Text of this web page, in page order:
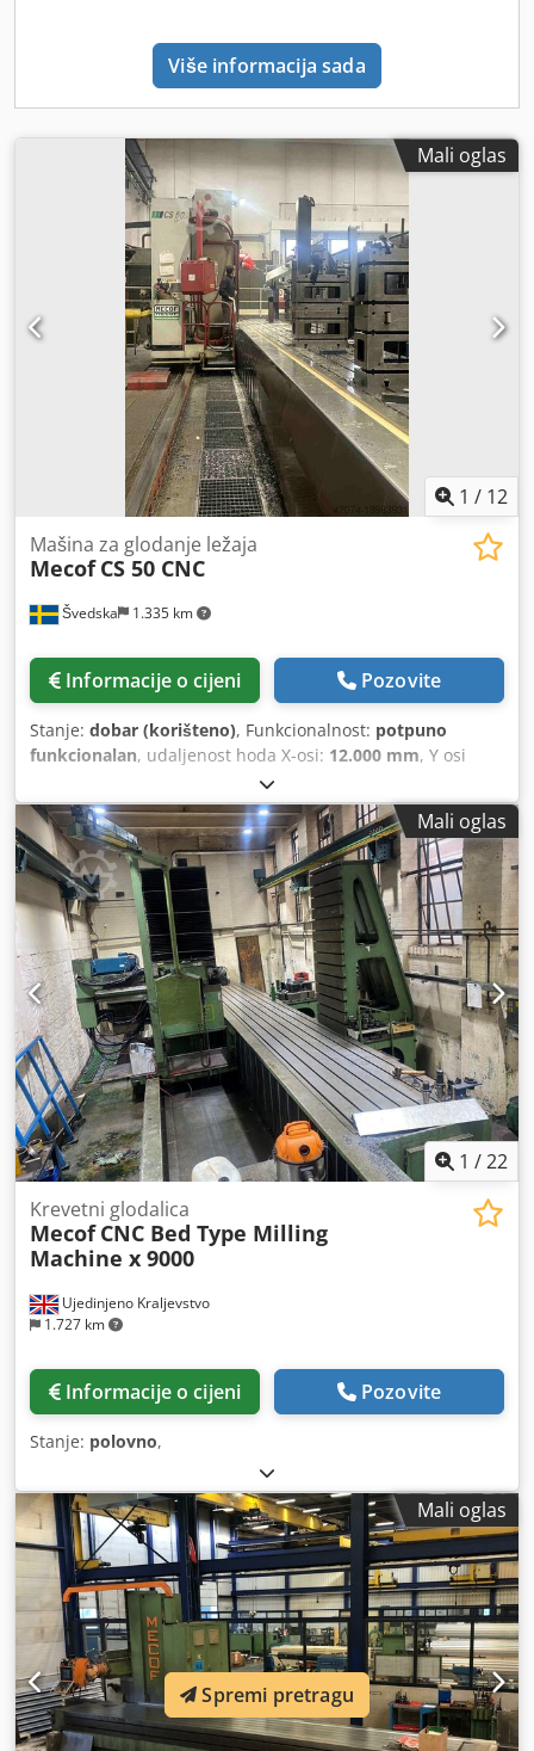
Više informacija sada
Mali oglas
1 / 12
Švedska 1.335 km
Mašina za glodanje ležaja
Mecof CS 50 CNC
Informacije o cijeni Pozovite
Stanje: dobar (korišteno), Funkcionalnost: potpuno
funkcionalan, udaljenost hoda X-osi: 12.000 mm, Y osi
, udaljenost hoda Z-osi:
Mali oglas
1 /22
Ujedinjeno Kraljevstvo
1.727 km
Krevetni glodalica
Mecof CNC Bed Type Milling
Machine x 9000
Informacije o cijeni Pozovite
Stanje: polovno,
Mali oglas
Spremi pretragu